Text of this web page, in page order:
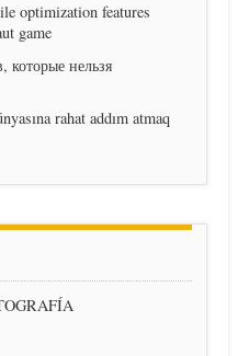
optimization features
game
которые нельзя
rahat addım atmaq